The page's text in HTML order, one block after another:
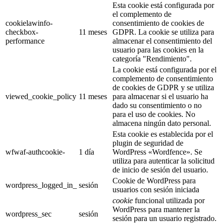
cookielawinfo-
checkbox-
performance
11 meses
Esta cookie está configurada por
el complemento de
consentimiento de cookies de
GDPR. La cookie se utiliza para
almacenar el consentimiento del
usuario para las cookies en la
categoría "Rendimiento".
viewed_cookie_policy 11 meses
La cookie está configurada por el
complemento de consentimiento
de cookies de GDPR y se utiliza
para almacenar si el usuario ha
dado su consentimiento o no
para el uso de cookies. No
almacena ningún dato personal.
wfwaf-authcookie- 1 día
Esta cookie es establecida por el
plugin de seguridad de
WordPress «Wordfence». Se
utiliza para autenticar la solicitud
de inicio de sesión del usuario.
wordpress_logged_in_
sesión
Cookie de WordPress para
usuarios con sesión iniciada
wordpress_sec sesión
cookie funcional utilizada por
WordPress para mantener la
sesión para un usuario registrado.